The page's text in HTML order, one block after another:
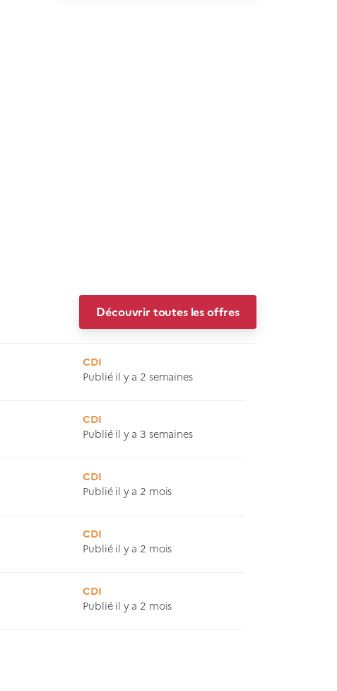
Découvrir toutes les offres
CDI
Publié il y a 2 semaines
CDI
Publié il y a 3 semaines
CDI
Publié il y a 2 mois
CDI
Publié il y a 2 mois
CDI
Publié il y a 2 mois